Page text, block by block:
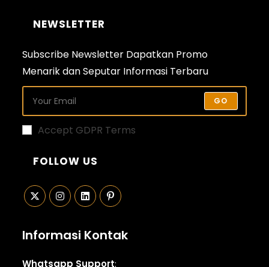
NEWSLETTER
Subscribe Newsletter Dapatkan Promo
Menarik dan Seputar Informasi Terbaru
GO
Accept GDPR Terms
FOLLOW US
in
new
new
in
new
new
Informasi Kontak
Whatsapp Support: